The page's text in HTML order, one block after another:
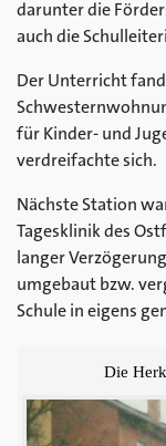
darunter die
auch die
Der Unterricht
für Kinder- und
verdreifachte sich.
Nächste Station
Tagesklinik des
langer
umgebaut bzw.
Schule in eigens
Die